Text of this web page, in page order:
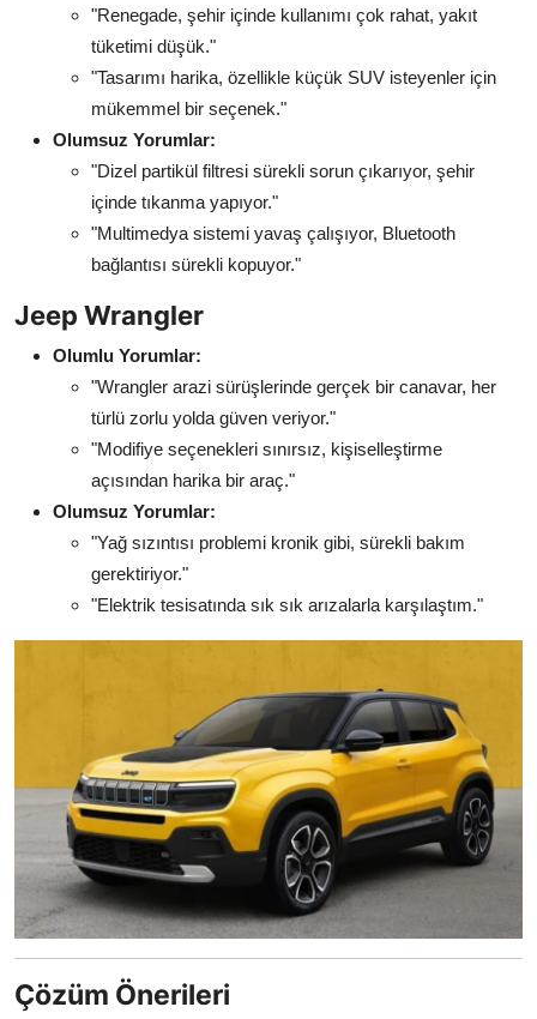
"Renegade, şehir içinde kullanımı çok rahat, yakıt
tüketimi düşük."
"Tasarımı harika, özellikle küçük SUV isteyenler için
mükemmel bir seçenek."
Olumsuz Yorumlar:
"Dizel partikül filtresi sürekli sorun çıkarıyor, şehir
içinde tıkanma yapıyor."
"Multimedya sistemi yavaş çalışıyor, Bluetooth
bağlantısı sürekli kopuyor."
Jeep Wrangler
Olumlu Yorumlar:
"Wrangler arazi sürüşlerinde gerçek bir canavar, her
türlü zorlu yolda güven veriyor."
"Modifiye seçenekleri sınırsız, kişiselleştirme
açısından harika bir araç."
Olumsuz Yorumlar:
"Yağ sızıntısı problemi kronik gibi, sürekli bakım
gerektiriyor."
"Elektrik tesisatında sık sık arızalarla karşılaştım."
Çözüm Önerileri